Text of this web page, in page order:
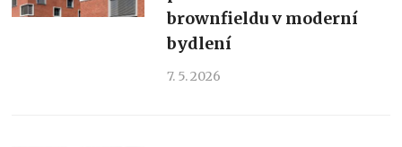
brownfieldu v moderní
bydlení
7. 5. 2026